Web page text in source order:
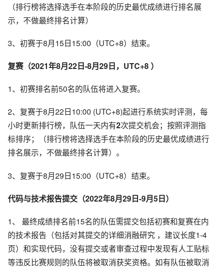
（排行榜将选择选手在本阶段的历史最优成绩进行排名展
示，不做最终排名计算）
3、初赛于8月15日15:00（UTC+8）结束。
复赛（2021年8月22日-8月29日，UTC+8 ）
1、初赛排名前50名的队伍将进入复赛。
2、复赛于8月22日10:00 (UTC+8)起进行系统实时评测，每
小时更新排行榜，队伍一天内有2次提交机会；按照评测指
标排序；（排行榜将选择选手在本阶段的历史最优成绩进行
排名展示，不做最终排名计算）。
3、复赛于8月29日15:00（UTC+8）结束。
代码与技术报告提交（2022年8月29日-9月5日）
1、 最终成绩排名前15名的队伍需提交包括初赛和复赛在内
的技术报告（包括对其提交的详细消融研究 ，建议长度1-4
页）和实现代码，没有提交或者审查过程中发现有人工贴标
等违反比赛规则的队伍将被取消获奖资格。如有队伍被取消